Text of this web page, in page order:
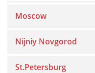
Moscow
Nijniy Novgorod
St.Petersburg